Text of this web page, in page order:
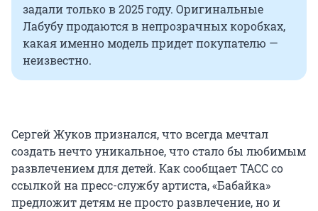
задали только в 2025 году. Оригинальные
Лабубу продаются в непрозрачных коробках,
какая именно модель придет покупателю —
неизвестно.
Сергей Жуков признался, что всегда мечтал
создать нечто уникальное, что стало бы любимым
развлечением для детей. Как сообщает ТАСС со
ссылкой на пресс-службу артиста, «Бабайка»
предложит детям не просто развлечение, но и